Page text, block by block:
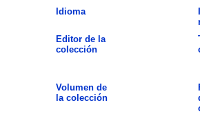
Idioma
Editor de la
colección
Volumen de
la colección